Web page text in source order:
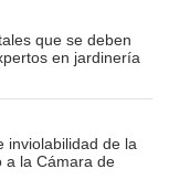
que se deben
en jardinería
inviolabilidad de la
a la Cámara de